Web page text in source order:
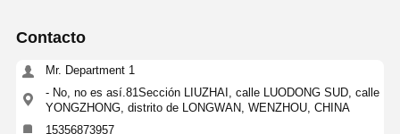
Contacto
Mr. Department 1
- No, no es así.81Sección LIUZHAI, calle LUODONG SUD, calle
YONGZHONG, distrito de LONGWAN, WENZHOU, CHINA
15356873957